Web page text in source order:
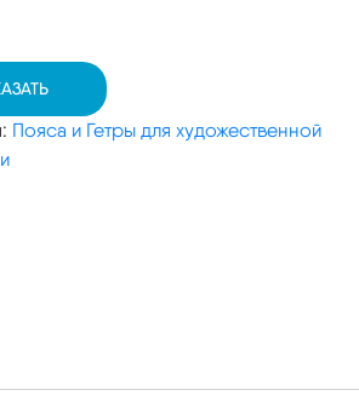
Пояса и Гетры для художественной